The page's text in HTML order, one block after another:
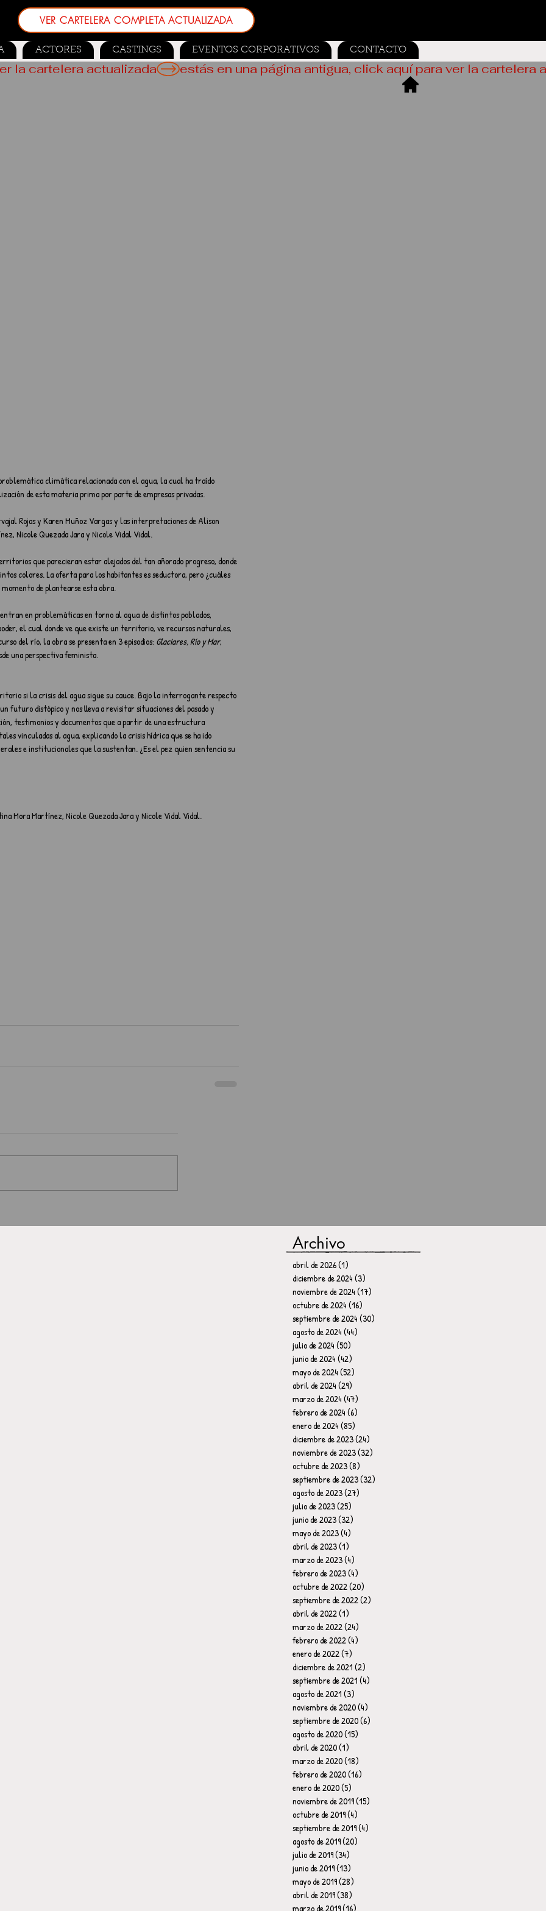
VER CARTELERA COMPLETA ACTUALIZADA
ACTORES CASTINGS EVENTOS CORPORATIVOS CONTACTO
climática relacionada con el agua, la cual ha traído
de esta materia prima por parte de empresas privadas.
Rojas y Karen Muñoz Vargas y las interpretaciones de Alison
Nicole Quezada Jara y Nicole Vidal Vidal.
que parecieran estar alejados del tan añorado progreso, donde
colores. La oferta para los habitantes es seductora, pero ¿cuáles
de plantearse esta obra.
en problemáticas en torno al agua de distintos poblados,
el cual donde ve que existe un territorio, ve recursos naturales,
del río, la obra se presenta en 3 episodios: Glaciares, Río y Mar,
una perspectiva feminista.
si la crisis del agua sigue su cauce. Bajo la interrogante respecto
futuro distópico y nos lleva a revisitar situaciones del pasado y
testimonios y documentos que a partir de una estructura
vinculadas al agua, explicando la crisis hídrica que se ha ido
e institucionales que la sustentan. ¿Es el pez quien sentencia su
Mora Martínez, Nicole Quezada Jara y Nicole Vidal Vidal.
la cartelera actualizada
Archivo
abril de 2026(1)
diciembre de 2024(3)
noviembre de 2024(17)
octubre de 2024(16)
septiembre de 2024(30)
agosto de 2024(44)
julio de 2024(50)
junio de 2024(42)
mayo de 2024(52)
abril de 2024(29)
marzo de 2024(47)
febrero de 2024(6)
enero de 2024(85)
diciembre de 2023(24)
noviembre de 2023(32)
octubre de 2023(8)
septiembre de 2023(32)
agosto de 2023(27)
julio de 2023(25)
junio de 2023(32)
mayo de 2023(4)
abril de 2023(1)
marzo de 2023(4)
febrero de 2023(4)
octubre de 2022(20)
septiembre de 2022(2)
abril de 2022(1)
marzo de 2022(24)
febrero de 2022(4)
enero de 2022(7)
diciembre de 2021(2)
septiembre de 2021(4)
agosto de 2021(3)
noviembre de 2020(4)
septiembre de 2020(6)
agosto de 2020(15)
abril de 2020(1)
marzo de 2020(18)
febrero de 2020(16)
enero de 2020(5)
noviembre de 2019(15)
octubre de 2019(4)
septiembre de 2019(4)
agosto de 2019(20)
julio de 2019(34)
junio de 2019(13)
mayo de 2019(28)
abril de 2019(38)
marzo de 2019(16)